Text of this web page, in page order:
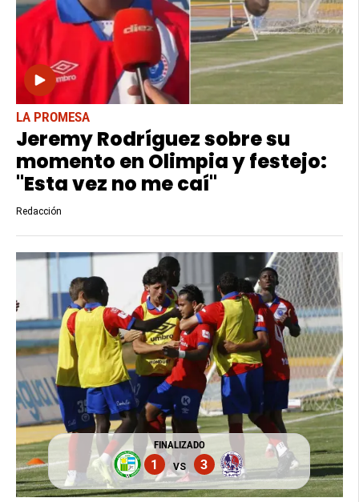
LA PROMESA
Jeremy Rodríguez sobre su
momento en Olimpia y festejo:
"Esta vez no me caí"
Redacción
FINALIZADO
1 VS 3